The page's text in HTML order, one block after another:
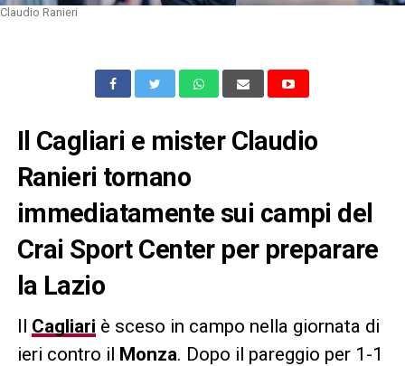
Claudio Ranieri
Il Cagliari e mister Claudio
Ranieri tornano
immediatamente sui campi del
Crai Sport Center per preparare
la Lazio
Il Cagliari è sceso in campo nella giornata di
ieri contro il Monza. Dopo il pareggio per 1-1